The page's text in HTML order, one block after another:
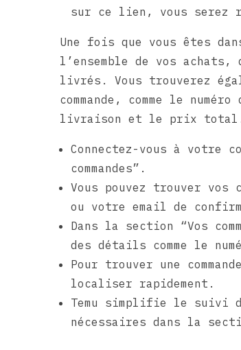
sur ce lien, vous serez
Une fois que vous êtes
l’ensemble de vos
livrés. Vous trouverez
commande, comme le
livraison et le prix
Connectez-vous à votre
commandes”.
Vous pouvez trouver vos
ou votre email de
Dans la section “Vos
des détails comme le
Pour trouver une
localiser rapidement.
Temu simplifie le suivi
nécessaires dans la